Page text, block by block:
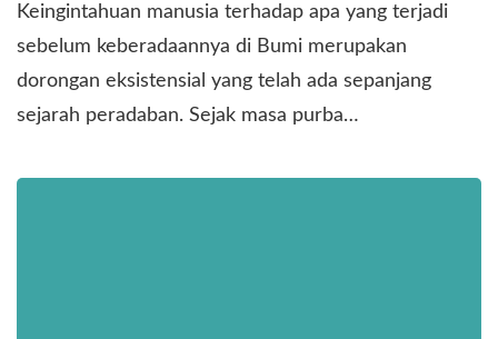
Keingintahuan manusia terhadap apa yang terjadi
sebelum keberadaannya di Bumi merupakan
dorongan eksistensial yang telah ada sepanjang
sejarah peradaban. Sejak masa purba…